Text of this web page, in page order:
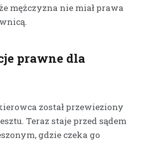
mężczyzna nie miał prawa
prawne dla
został przewieziony
Teraz staje przed sądem
gdzie czeka go